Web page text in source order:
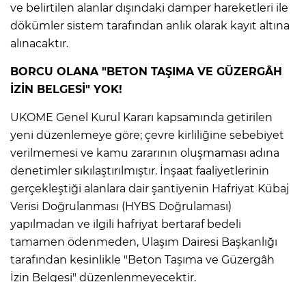
ve belirtilen alanlar dışındaki damper hareketleri ile
dökümler sistem tarafından anlık olarak kayıt altına
alınacaktır.
BORCU OLANA "BETON TAŞIMA VE GÜZERGÂH
İZİN BELGESİ" YOK!
UKOME Genel Kurul Kararı kapsamında getirilen
yeni düzenlemeye göre; çevre kirliliğine sebebiyet
verilmemesi ve kamu zararının oluşmaması adına
denetimler sıkılaştırılmıştır. İnşaat faaliyetlerinin
gerçekleştiği alanlara dair şantiyenin Hafriyat Kübaj
Verisi Doğrulanması (HYBS Doğrulaması)
yapılmadan ve ilgili hafriyat bertaraf bedeli
tamamen ödenmeden, Ulaşım Dairesi Başkanlığı
tarafından kesinlikle "Beton Taşıma ve Güzergâh
İzin Belgesi" düzenlenmeyecektir.